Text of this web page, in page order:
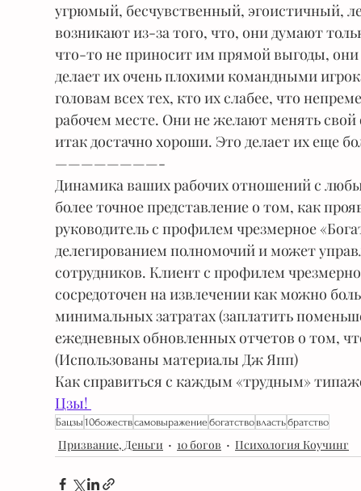
угрюмый, бесчувственный, эгоистичный,
возникают из-за того, что, они думают
что-то не приносит им прямой выгоды, они
делает их очень плохими командными
головам всех тех, кто их слабее, что
рабочем месте. Они не желают менять
итак достачно хороши. Это делает их еще
————————-
Динамика ваших рабочих отношений с
более точное представление о том, как
руководитель с профилем чрезмерное
делегированием полномочий и может
сотрудников. Клиент с профилем
сосредоточен на извлечении как можно
минимальных затратах (заплатить
ежедневных обновленных отчетов о том,
(Использованы материалы Дж Япп)
Как справиться с каждым «трудным»
Цзы!
Бацзы 10божествсамовыражениебогатство властьбратство
Призвание, Деньги 10 богов Психология Коучинг